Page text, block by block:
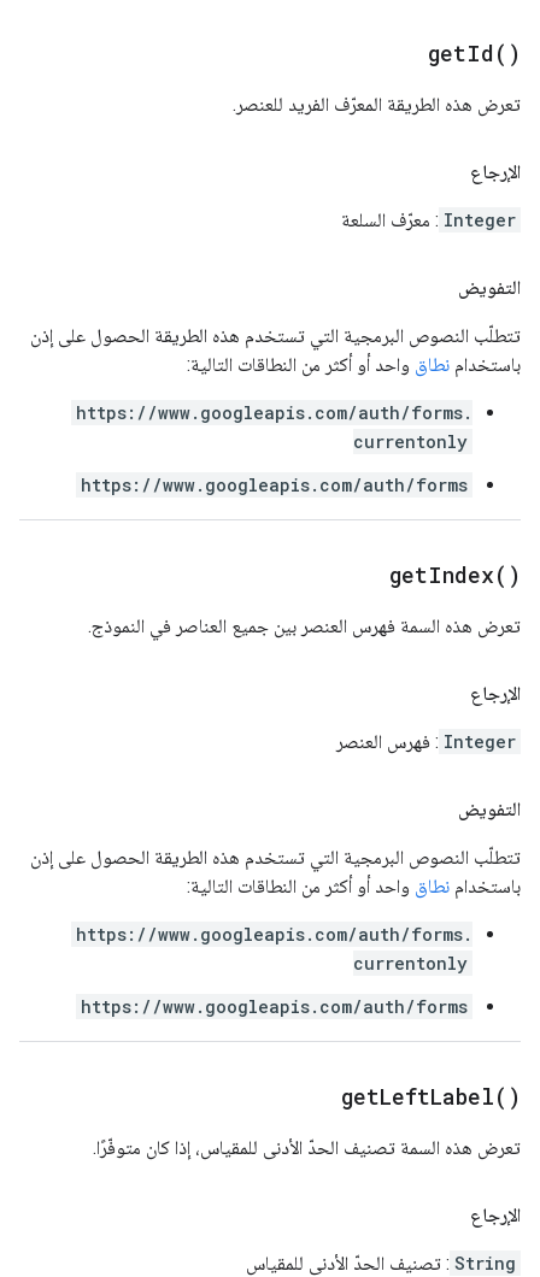
getId( )
تعرض هذه الطريقة المعرّف الفريد للعنصر.
الإرجاع
Integer : معرّف السلعة
التفويض
تتطلّب النصوص البرمجية التي تستخدم هذه الطريقة الحصول على إذن
باستخدام نطاق واحد أو أكثر من النطاقات التالية:
https://www.googleapis.com/auth/forms.
currentonly
https://www.googleapis.com/auth/forms
getIndex( )
تعرض هذه السمة فهرس العنصر بين جميع العناصر في النموذج.
الإرجاع
Integer : فهرس العنصر
التفويض
تتطلّب النصوص البرمجية التي تستخدم هذه الطريقة الحصول على إذن
باستخدام نطاق واحد أو أكثر من النطاقات التالية:
https://www.googleapis.com/auth/forms.
currentonly
https://www.googleapis.com/auth/forms
getLeftLabel( )
تعرض هذه السمة تصنيف الحدّ الأدنى للمقياس، إذا كان متوفّرًا.
الإرجاع
String : تصنيف الحدّ الأدنى للمقياس